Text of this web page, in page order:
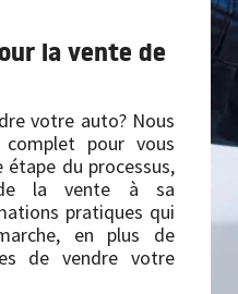
la vente de
votre auto? Nous
pour vous
étape du processus,
la vente à sa
pratiques qui
en plus de
de vendre votre